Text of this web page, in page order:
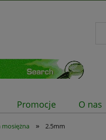
Promocje O nas
mosiężna » 2.5mm